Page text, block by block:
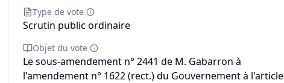
Type de vote
Scrutin public ordinaire
Objet du vote
Le sous-amendement n° 2441 de M. Gabarron à
l'amendement n° 1622 (rect.) du Gouvernement à l'article